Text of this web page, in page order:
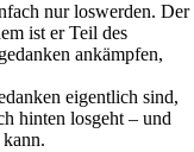
nur loswerden. Der
ist er Teil des
ankämpfen,
eigentlich sind,
hinten losgeht – und